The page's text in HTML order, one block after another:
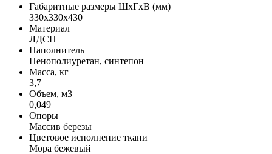
Габаритные размеры ШхГхВ (мм)
330х330х430
Материал
ЛДСП
Наполнитель
Пенополиуретан, синтепон
Масса, кг
3,7
Объем, м3
0,049
Опоры
Массив березы
Цветовое исполнение ткани
Мора бежевый